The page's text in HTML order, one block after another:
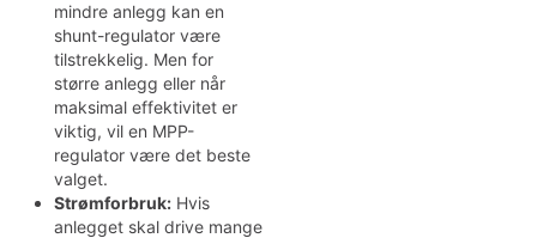
mindre anlegg kan en
shunt-regulator være
tilstrekkelig. Men for
større anlegg eller når
maksimal effektivitet er
viktig, vil en MPP-
regulator være det beste
valget.
Strømforbruk: Hvis
anlegget skal drive mange